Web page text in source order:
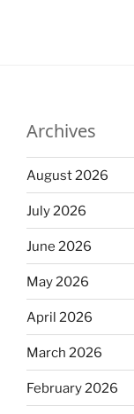
Archives
August 2026
July 2026
June 2026
May 2026
April 2026
March 2026
February 2026